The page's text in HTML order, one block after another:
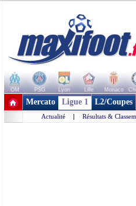
OM PSG Lyon Lille Monaco
+ de clubs
Mercato Ligue 1 L2/Coupes
Actualité | Résultats &